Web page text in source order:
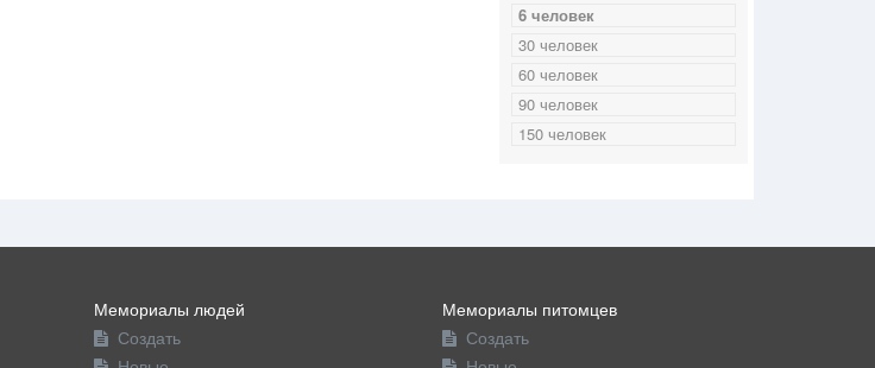
6 человек
30 человек
60 человек
90 человек
150 человек
Мемориалы людей
Создать
Мемориалы питомцев
Создать